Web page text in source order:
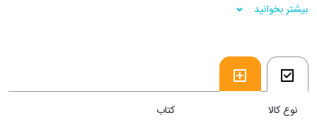
بیشتر بخوانید
نوع کالا کتاب